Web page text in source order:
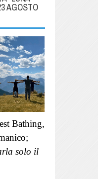
AGOSTO
Bathing,
solo il